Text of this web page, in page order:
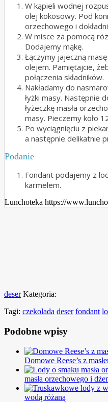
W kąpieli wodnej
olej kokosowy. Pod
orzechowego i
W misce za pomocą
Dodajemy mąkę.
Łączymy jajeczną
olejem. Pamiętajcie,
połączenia składników.
Nakładamy do
łyżki masy. Następnie
łyżeczkę masła
masy. Pieczemy koło
Po wyciągnięciu z
a następnie delikatnie
Podanie
Fondant podajemy z
karmelem.
Lunchoteka https://
deser Kategoria:
Tagi: czekolada deser fondant
Podobne wpisy
Domowe Reese’s z
masła orzechowego i
wodą różaną